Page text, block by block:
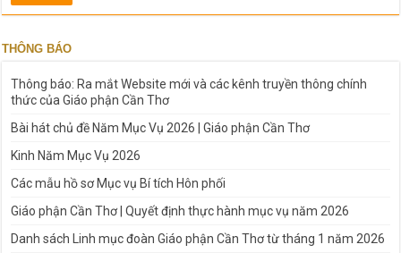
THÔNG BÁO
Thông báo: Ra mắt Website mới và các kênh truyền thông chính
thức của Giáo phận Cần Thơ
Bài hát chủ đề Năm Mục Vụ 2026 | Giáo phận Cần Thơ
Kinh Năm Mục Vụ 2026
Các mẫu hồ sơ Mục vụ Bí tích Hôn phối
Giáo phận Cần Thơ | Quyết định thực hành mục vụ năm 2026
Danh sách Linh mục đoàn Giáo phận Cần Thơ từ tháng 1 năm 2026